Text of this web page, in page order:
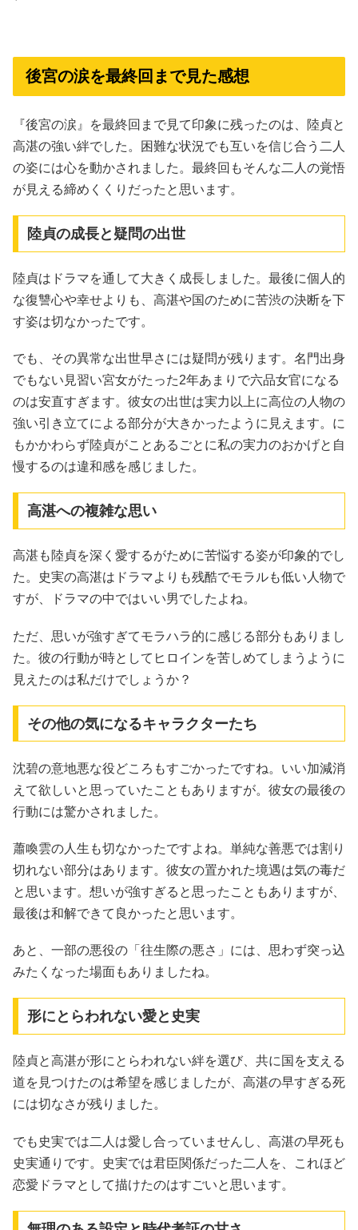
後宮の涙を最終回まで見た感想
『後宮の涙』を最終回まで見て印象に残ったのは、陸貞と
高湛の強い絆でした。困難な状況でも互いを信じ合う二人
の姿には心を動かされました。最終回もそんな二人の覚悟
が見える締めくくりだったと思います。
陸貞の成長と疑問の出世
陸貞はドラマを通して大きく成長しました。最後に個人的
な復讐心や幸せよりも、高湛や国のために苦渋の決断を下
す姿は切なかったです。
でも、その異常な出世早さには疑問が残ります。名門出身
でもない見習い宮女がたった2年あまりで六品女官になる
のは安直すぎます。彼女の出世は実力以上に高位の人物の
強い引き立てによる部分が大きかったように見えます。に
もかかわらず陸貞がことあるごとに私の実力のおかげと自
慢するのは違和感を感じました。
高湛への複雑な思い
高湛も陸貞を深く愛するがために苦悩する姿が印象的でし
た。史実の高湛はドラマよりも残酷でモラルも低い人物で
すが、ドラマの中ではいい男でしたよね。
ただ、思いが強すぎてモラハラ的に感じる部分もありまし
た。彼の行動が時としてヒロインを苦しめてしまうように
見えたのは私だけでしょうか？
その他の気になるキャラクターたち
沈碧の意地悪な役どころもすごかったですね。いい加減消
えて欲しいと思っていたこともありますが。彼女の最後の
行動には驚かされました。
蕭喚雲の人生も切なかったですよね。単純な善悪では割り
切れない部分はあります。彼女の置かれた境遇は気の毒だ
と思います。想いが強すぎると思ったこともありますが、
最後は和解できて良かったと思います。
あと、一部の悪役の「往生際の悪さ」には、思わず突っ込
みたくなった場面もありましたね。
形にとらわれない愛と史実
陸貞と高湛が形にとらわれない絆を選び、共に国を支える
道を見つけたのは希望を感じましたが、高湛の早すぎる死
には切なさが残りました。
でも史実では二人は愛し合っていませんし、高湛の早死も
史実通りです。史実では君臣関係だった二人を、これほど
恋愛ドラマとして描けたのはすごいと思います。